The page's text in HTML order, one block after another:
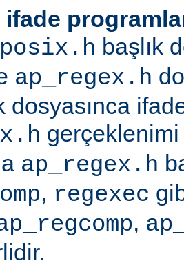
ifade
başlık
ap_regex.h
dosyasınca
ap_regex.h
, regexec
,